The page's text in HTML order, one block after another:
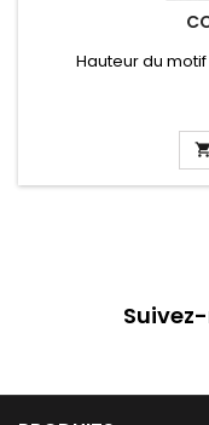
Hauteur du motif
